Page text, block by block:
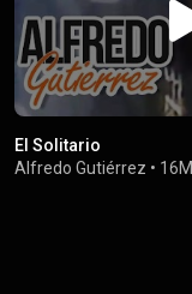
El Solitario
Alfredo Gutiérrez •